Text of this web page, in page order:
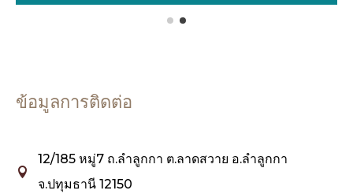
ข้อมูลการติดต่อ

12/185 หมู่7 ถ.ลำลูกกา ต.ลาดสวาย อ.ลำลูกกา
จ.ปทุมธานี 12150